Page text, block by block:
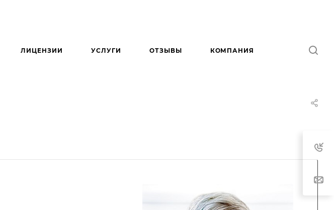
ЛИЦЕНЗИИ УСЛУГИ ОТЗЫВЫ КОМПАНИЯ